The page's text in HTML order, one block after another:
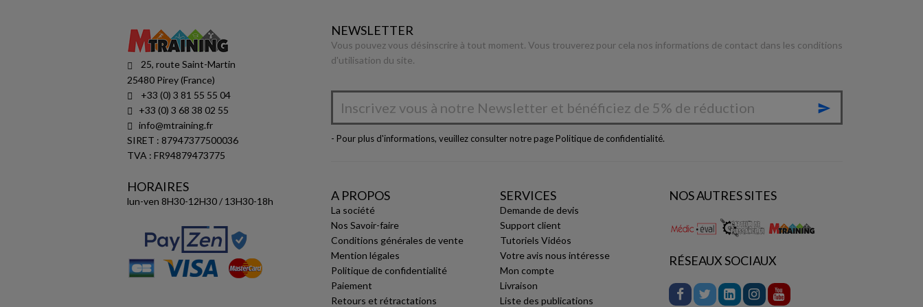
25, route Saint-Martin
25480 Pirey (France)
+33 (0) 3 81 55 55 04
+33 (0) 3 68 38 02 55
info@mtraining.fr
SIRET : 87947377500036
TVA : FR94879473775
HORAIRES
lun-ven 8H30-12H30 / 13H30-18h
NEWSLETTER
Vous pouvez vous désinscrire à tout moment. Vous trouverez pour cela nos informations de contact dans les conditions
d'utilisation du site.

- Pour plus d'informations, veuillez consulter notre page Politique de confidentialité.
A PROPOS
La société
Nos Savoir-faire
Conditions générales de vente
Mention légales
Politique de confidentialité
Paiement
Retours et rétractations
SERVICES
Demande de devis
Support client
Tutoriels Vidéos
Votre avis nous intéresse
Mon compte
Livraison
Liste des publications
NOS AUTRES SITES
RÉSEAUX SOCIAUX